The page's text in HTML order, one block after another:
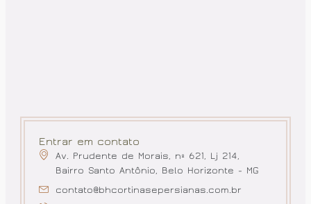
Entrar em contato
Av. Prudente de Morais, nº 621, Lj 214,
Bairro Santo Antônio, Belo Horizonte - MG
contato@bhcortinasepersianas.com.br